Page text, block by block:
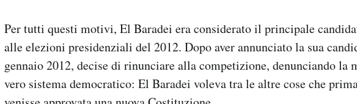
Per tutti questi motivi, El Baradei era considerato il principale
alle elezioni presidenziali del 2012. Dopo aver annunciato la sua
gennaio 2012, decise di rinunciare alla competizione, denunciando la
vero sistema democratico: El Baradei voleva tra le altre cose che